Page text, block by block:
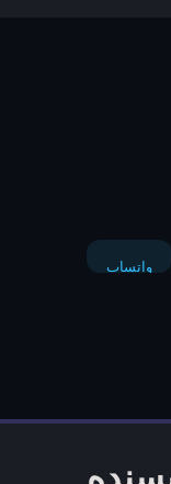
واتساپ